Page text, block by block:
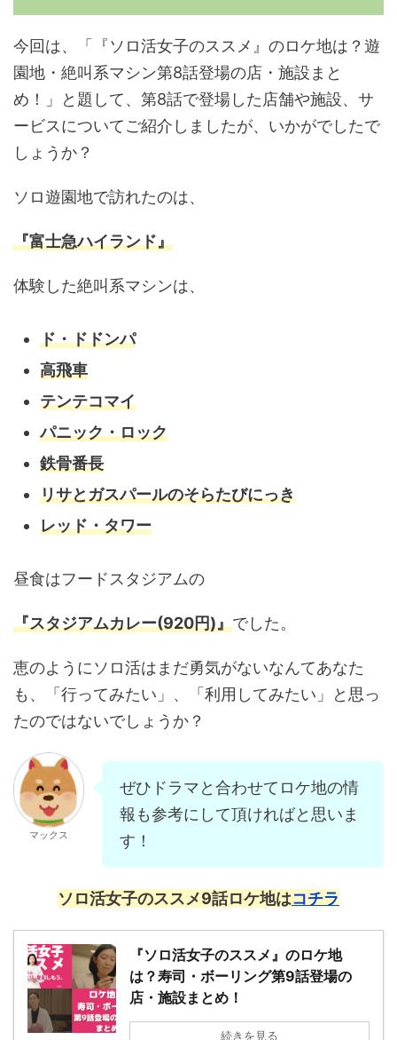
今回は、「『ソロ活女子のススメ』のロケ地は？遊
園地・絶叫系マシン第8話登場の店・施設まと
め！」と題して、第8話で登場した店舗や施設、サ
ービスについてご紹介しましたが、いかがでしたで
しょうか？
ソロ遊園地で訪れたのは、
『富士急ハイランド』
体験した絶叫系マシンは、
ド・ドドンパ
高飛車
テンテコマイ
パニック・ロック
鉄骨番長
リサとガスパールのそらたびにっき
レッド・タワー
昼食はフードスタジアムの
『スタジアムカレー(920円)』でした。
恵のようにソロ活はまだ勇気がないなんてあなた
も、「行ってみたい」、「利用してみたい」と思っ
たのではないでしょうか？
マックス
ぜひドラマと合わせてロケ地の情
報も参考にして頂ければと思いま
す！
ソロ活女子のススメ9話ロケ地はコチラ
『ソロ活女子のススメ』のロケ地
は？寿司・ボーリング第9話登場の
店・施設まとめ！
続きを見る